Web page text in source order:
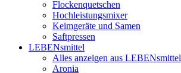
Flockenquetschen
Hochleistungsmixer
Keimgeräte und Samen
Saftpressen
LEBENsmittel
Alles anzeigen aus LEBENsmittel
Aronia